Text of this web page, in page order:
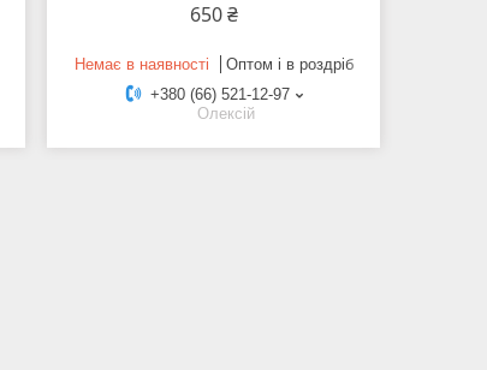
650 ₴
Немає в наявності
Оптом і в роздріб
+380 (66) 521-12-97
Олексій